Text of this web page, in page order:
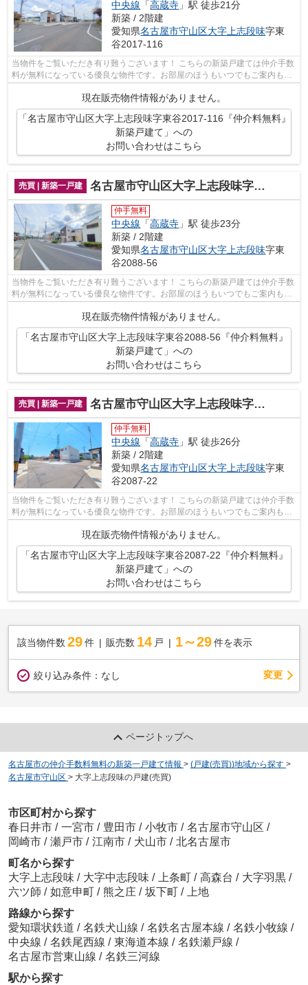
中央線 「高蔵寺 」駅 徒歩21分
新築 / 2階建
愛知県名古屋市守山区大字上志段味字東
谷2017-116
当物件をご覧いただき有り難うございます！ こちらの新築戸建ては仲介手数
料が無料になっている優良な物件です。お部屋のほうもいつでもご案内もさ
せて頂きますのでお気軽にお問合せ下...
現在販売物件情報がありません。
「名古屋市守山区大字上志段味字東谷2017-116『仲介料無料』
新築戸建て」への
お問い合わせはこちら
売買 | 新築一戸建 名古屋市守山区大字上志段味字東谷2088-56『仲介料無料』新築戸建て
仲手無料
中央線 「高蔵寺 」駅 徒歩23分
新築 / 2階建
愛知県名古屋市守山区大字上志段味字東
谷2088-56
当物件をご覧いただき有り難うございます！ こちらの新築戸建ては仲介手数
料が無料になっている優良な物件です。お部屋のほうもいつでもご案内もさ
せて頂きますのでお気軽にお問合せ下...
現在販売物件情報がありません。
「名古屋市守山区大字上志段味字東谷2088-56『仲介料無料』
新築戸建て」への
お問い合わせはこちら
売買 | 新築一戸建 名古屋市守山区大字上志段味字東谷2087-22『仲介料無料』新築戸建て
仲手無料
中央線 「高蔵寺 」駅 徒歩26分
新築 / 2階建
愛知県名古屋市守山区大字上志段味字東
谷2087-22
当物件をご覧いただき有り難うございます！ こちらの新築戸建ては仲介手数
料が無料になっている優良な物件です。お部屋のほうもいつでもご案内もさ
現在販売物件情報がありません。
「名古屋市守山区大字上志段味字東谷2087-22『仲介料無料』
新築戸建て」への
お問い合わせはこちら
該当物件数 29件 販売数 14 戸 1～29 件を表示
絞り込み条件： なし 変更
ページトップへ
名古屋市の仲介手数料無料の新築一戸建て情報 > (戸建(売買))地域から探す >
名古屋市守山区 > 大字上志段味の戸建(売買)
市区町村から探す
春日井市 / 一宮市 / 豊田市 / 小牧市 / 名古屋市守山区 /
岡崎市 / 瀬戸市 / 江南市 / 犬山市 / 北名古屋市
町名から探す
大字上志段味 / 大字中志段味 / 上条町 / 高森台 / 大字羽黒 /
六ツ師 / 如意申町 / 熊之庄 / 坂下町 /
上地
路線から探す
愛知環状鉄道 / 名鉄犬山線 / 名鉄名古屋本線 / 名鉄小牧線 /
中央線 / 名鉄尾西線 / 東海道本線 / 名鉄瀬戸線 /
名古屋市営東山線 / 名鉄三河線
駅から探す